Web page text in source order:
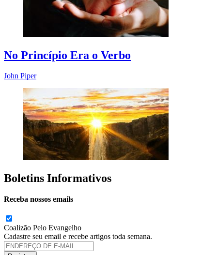
No Princípio Era o Verbo
John Piper
Boletins Informativos
Receba nossos emails
Coalizão Pelo Evangelho
Cadastre seu email e recebe artigos toda semana.